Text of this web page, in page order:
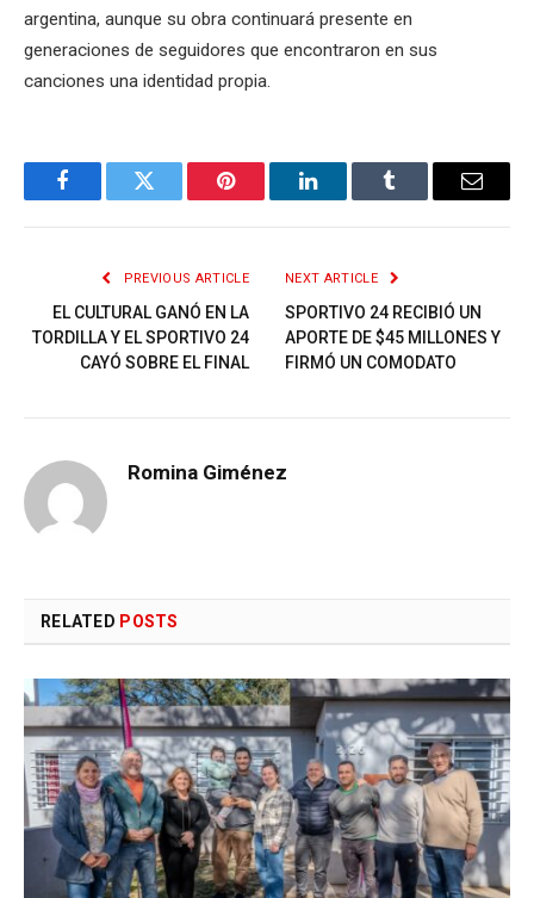
argentina, aunque su obra continuará presente en
generaciones de seguidores que encontraron en sus
canciones una identidad propia.
FacebookTwitter Pinterest LinkedInTumblr Email
PREVIOUS ARTICLE
EL CULTURAL GANÓ EN LA
TORDILLA Y EL SPORTIVO 24
CAYÓ SOBRE EL FINAL
NEXT ARTICLE
SPORTIVO 24 RECIBIÓ UN
APORTE DE $45 MILLONES Y
FIRMÓ UN COMODATO
Romina Giménez
RELATED POSTS